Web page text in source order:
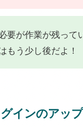
要が作業が残って
もう少し後だよ！
インのアッ